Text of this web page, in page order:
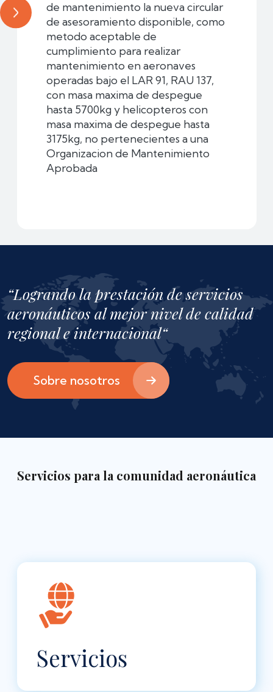
de mantenimiento la nueva circular
de asesoramiento disponible, como
metodo aceptable de
cumplimiento para realizar
mantenimiento en aeronaves
operadas bajo el LAR 91, RAU 137,
con masa maxima de despegue
hasta 5700kg y helicopteros con
masa maxima de despegue hasta
3175kg, no pertenecientes a una
Organizacion de Mantenimiento
Aprobada
“Logrando la prestación de servicios
aeronáuticos al mejor nivel de calidad
regional e internacional“
Sobre nosotros
Servicios para la comunidad aeronáutica
Servicios